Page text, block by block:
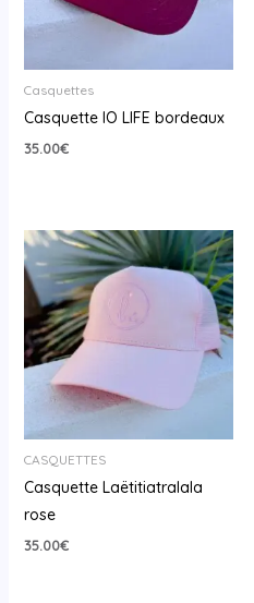
Casquettes
Casquette IO LIFE bordeaux
35.00€
CASQUETTES
Casquette Laëtitiatralala
rose
35.00€